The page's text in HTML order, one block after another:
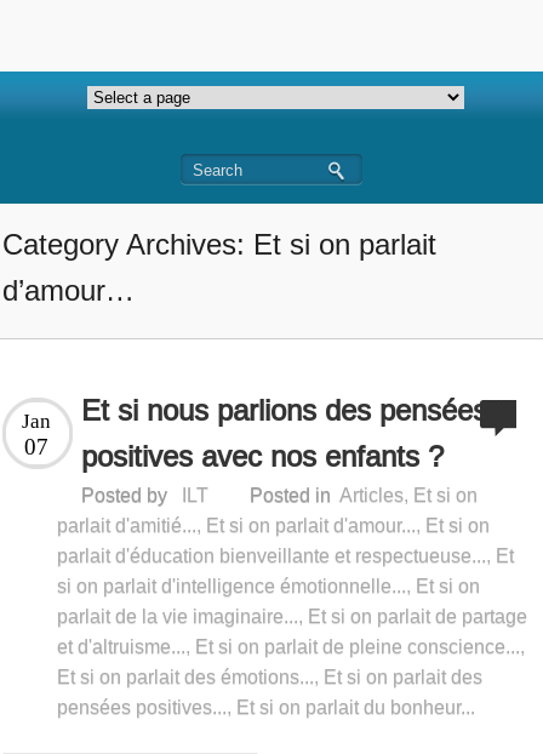
Category Archives: Et si on parlait
d’amour…
Et si nous parlions des pensées
positives avec nos enfants ?
Jan
07
Posted by ILT Posted in Articles, Et si on
parlait d'amitié..., Et si on parlait d'amour..., Et si on
parlait d'éducation bienveillante et respectueuse..., Et
si on parlait d'intelligence émotionnelle..., Et si on
parlait de la vie imaginaire..., Et si on parlait de partage
et d'altruisme..., Et si on parlait de pleine conscience...,
Et si on parlait des émotions..., Et si on parlait des
pensées positives..., Et si on parlait du bonheur...